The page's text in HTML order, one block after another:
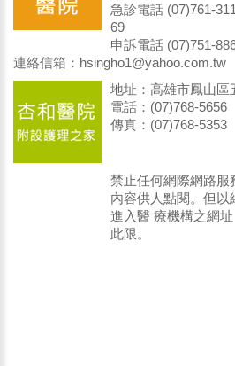
急診電話 (07)761-
69
申訴電話 (07)751-
連絡信箱：hsingho1@yahoo.com.tw
地址：高雄市鳳山區
電話：(07)768-5656
傳真：(07)768-5353
禁止任何網際網路服
內容供人點閱。但以
進入醫 療機構之網
此限。